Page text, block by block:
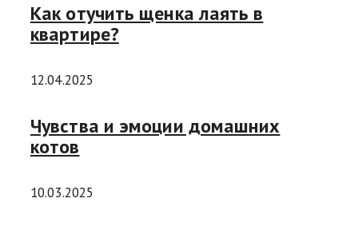
Как отучить щенка лаять в
квартире?
12.04.2025
Чувства и эмоции домашних
котов
10.03.2025